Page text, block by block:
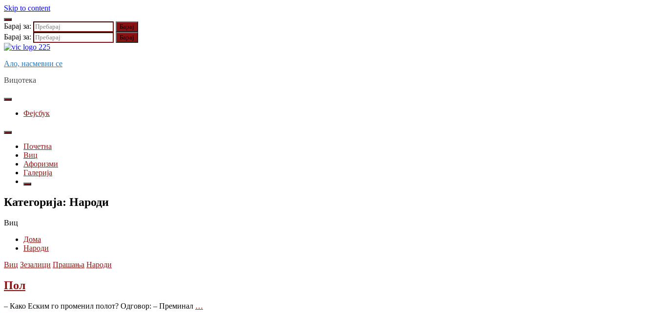
Skip to content
Барај за:
Барај за:
Ало, насмевни се
Вицотека
Фејсбук
Почетна
Виц
Афоризми
Галерија
Категорија: Народи
Виц
Дома
Народи
Виц Зезалици Прашања Народи
Пол
– Како Еским го променил полот? Одговор: – Преминал …